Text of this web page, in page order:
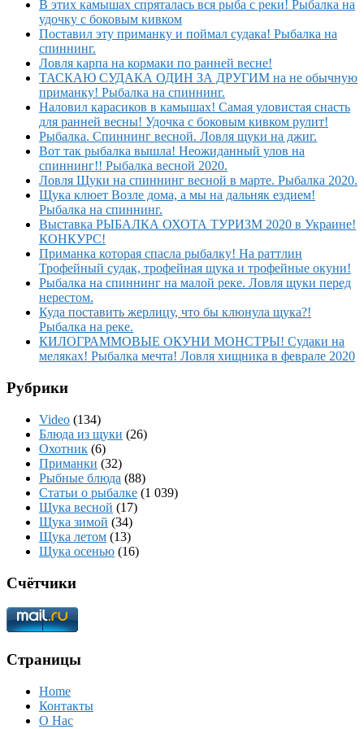
В этих камышах спряталась вся рыба с реки! Рыбалка на
удочку с боковым кивком
Поставил эту приманку и поймал судака! Рыбалка на
спиннинг.
Ловля карпа на кормаки по ранней весне!
ТАСКАЮ СУДАКА ОДИН ЗА ДРУГИМ на не обычную
приманку! Рыбалка на спиннинг.
Наловил карасиков в камышах! Самая уловистая снасть
для ранней весны! Удочка с боковым кивком рулит!
Рыбалка. Спиннинг весной. Ловля щуки на джиг.
Вот так рыбалка вышла! Неожиданный улов на
спиннинг!! Рыбалка весной 2020.
Ловля Щуки на спиннинг весной в марте. Рыбалка 2020.
Щука клюет Возле дома, а мы на дальняк ездием!
Рыбалка на спиннинг.
Выставка РЫБАЛКА ОХОТА ТУРИЗМ 2020 в Украине!
КОНКУРС!
Приманка которая спасла рыбалку! На раттлин
Трофейный судак, трофейная щука и трофейные окуни!
Рыбалка на спиннинг на малой реке. Ловля щуки перед
нерестом.
Куда поставить жерлицу, что бы клюнула щука?!
Рыбалка на реке.
КИЛОГРАММОВЫЕ ОКУНИ МОНСТРЫ! Судаки на
меляках! Рыбалка мечта! Ловля хищника в феврале 2020
Рубрики
Video (134)
Блюда из щуки (26)
Охотник (6)
Приманки (32)
Рыбные блюда (88)
Статьи о рыбалке (1 039)
Щука весной (17)
Щука зимой (34)
Щука летом (13)
Щука осенью (16)
Счётчики
Страницы
Home
Контакты
О Нас